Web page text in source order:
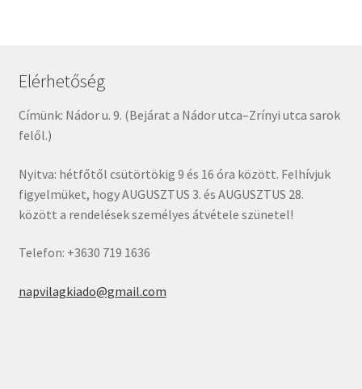
Elérhetőség
Címünk: Nádor u. 9. (Bejárat a Nádor utca–Zrínyi utca sarok
felől.)
Nyitva: hétfőtől csütörtökig 9 és 16 óra között. Felhívjuk
figyelmüket, hogy AUGUSZTUS 3. és AUGUSZTUS 28.
között a rendelések személyes átvétele szünetel!
Telefon: +3630 719 1636
napvilagkiado@gmail.com